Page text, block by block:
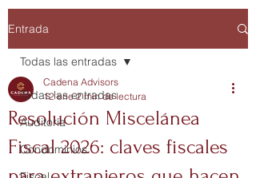
Entrada
Todas las entradas
Auditoría
Condominios
Todas las entradas
Resolución Miscelánea
Fiscal 2026: claves fiscales
Cadena Advisors
12 ene 2 min de lectura